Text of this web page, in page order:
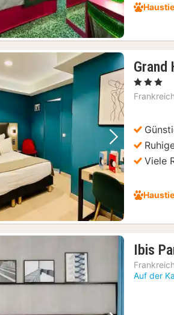
Bild Nächstes
Grand
, 3 Sterne
Frankreich
Viele
Ibis
Frankreich
Auf der